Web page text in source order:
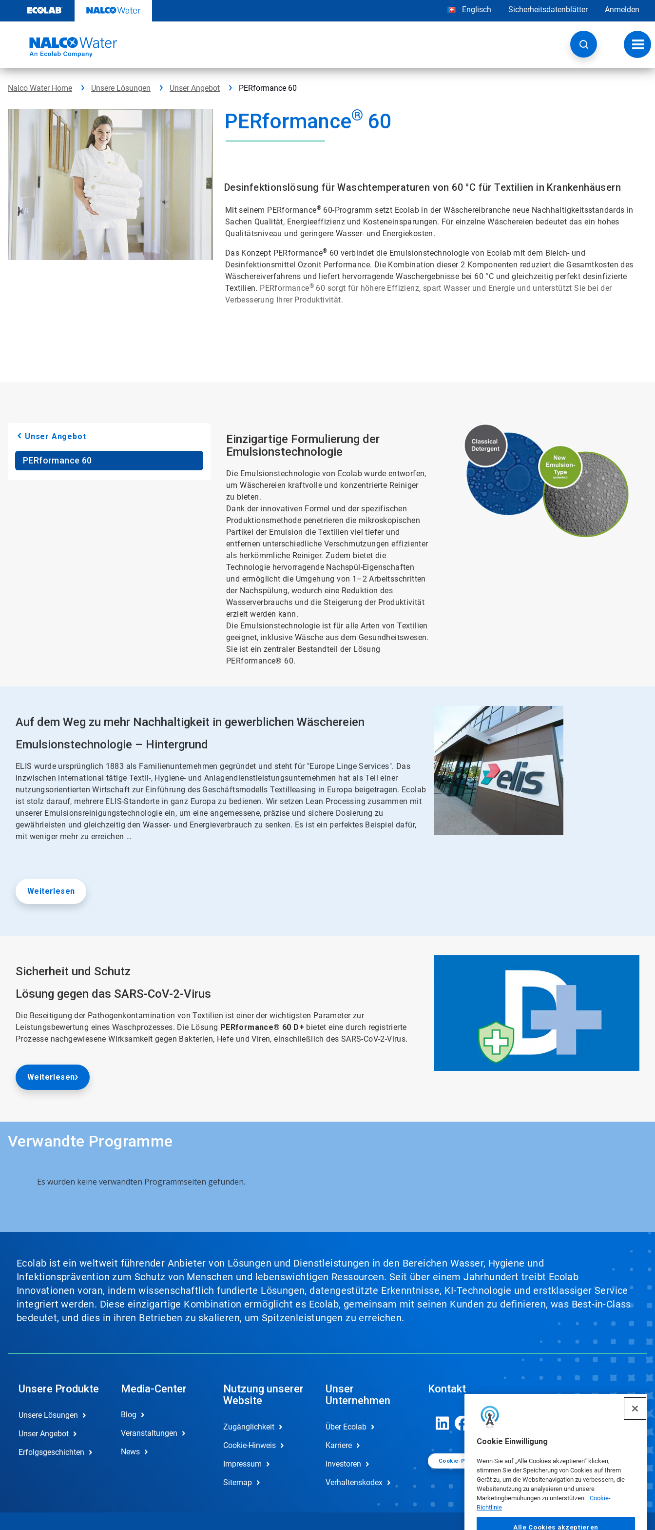
Inhalt
Cookie Einwilligung
Wenn Sie auf „Alle Cookies akzeptieren“ klicken,
stimmen Sie der Speicherung von Cookies auf Ihrem
Gerät zu, um die Websitenavigation zu verbessern, die
Websitenutzung zu analysieren und unsere
Marketingbemühungen zu unterstützen. Cookie-
Richtlinie
Alle Cookies akzeptieren
Englisch Sicherheitsdatenblätter Anmelden
Nalco Water Home Unsere Lösungen Unser Angebot PERformance 60
PERformance® 60
Desinfektionslösung für Waschtemperaturen von 60 °C für Textilien in Krankenhäusern
Mit seinem PERformance® 60-Programm setzt Ecolab in der Wäschereibranche neue Nachhaltigkeitsstandards in
Sachen Qualität, Energieeffizienz und Kosteneinsparungen. Für einzelne Wäschereien bedeutet das ein hohes
Qualitätsniveau und geringere Wasser- und Energiekosten.
Das Konzept PERformance® 60 verbindet die Emulsionstechnologie von Ecolab mit dem Bleich- und
Desinfektionsmittel Ozonit Performance. Die Kombination dieser 2 Komponenten reduziert die Gesamtkosten des
Wäschereiverfahrens und liefert hervorragende Waschergebnisse bei 60 °C und gleichzeitig perfekt desinfizierte
Textilien. PERformance® 60 sorgt für höhere Effizienz, spart Wasser und Energie und unterstützt Sie bei der
Verbesserung Ihrer Produktivität.
Unser Angebot
PERformance 60
Einzigartige Formulierung der
Emulsionstechnologie​​​​​​​
Die Emulsionstechnologie von Ecolab wurde entworfen,
um Wäschereien kraftvolle und konzentrierte Reiniger
zu bieten.
Dank der innovativen Formel und der spezifischen
Produktionsmethode penetrieren die mikroskopischen
Partikel der Emulsion die Textilien viel tiefer und
entfernen unterschiedliche Verschmutzungen effizienter
als herkömmliche Reiniger. Zudem bietet die
Technologie hervorragende Nachspül-Eigenschaften
und ermöglicht die Umgehung von 1–2 Arbeitsschritten
der Nachspülung, wodurch eine Reduktion des
Wasserverbrauchs und die Steigerung der Produktivität
erzielt werden kann.
Die Emulsionstechnologie ist für alle Arten von Textilien
geeignet, inklusive Wäsche aus dem Gesundheitswesen.
Sie ist ein zentraler Bestandteil der Lösung
PERformance® 60.
Auf dem Weg zu mehr Nachhaltigkeit in gewerblichen Wäschereien
Emulsionstechnologie – Hintergrund
ELIS wurde ursprünglich 1883 als Familienunternehmen gegründet und steht für "Europe Linge Services". Das
inzwischen international tätige Textil-, Hygiene- und Anlagendienstleistungsunternehmen hat als Teil einer
nutzungsorientierten Wirtschaft zur Einführung des Geschäftsmodells Textilleasing in Europa beigetragen. Ecolab
ist stolz darauf, mehrere ELIS-Standorte in ganz Europa zu bedienen. Wir setzen Lean Processing zusammen mit
unserer Emulsionsreinigungstechnologie ein, um eine angemessene, präzise und sichere Dosierung zu
gewährleisten und gleichzeitig den Wasser- und Energieverbrauch zu senken. Es ist ein perfektes Beispiel dafür,
mit weniger mehr zu erreichen …
Weiterlesen
Sicherheit und Schutz
Lösung gegen das SARS-CoV-2-Virus
Die Beseitigung der Pathogenkontamination von Textilien ist einer der wichtigsten Parameter zur
Leistungsbewertung eines Waschprozesses. Die Lösung PERformance® 60 D+ bietet eine durch registrierte
Prozesse nachgewiesene Wirksamkeit gegen Bakterien, Hefe und Viren, einschließlich des SARS-CoV-2-Virus.
Weiterlesen
Verwandte Programme
Es wurden keine verwandten Programmseiten gefunden.
Ecolab ist ein weltweit führender Anbieter von Lösungen und Dienstleistungen in den Bereichen Wasser, Hygiene und
Infektionsprävention zum Schutz von Menschen und lebenswichtigen Ressourcen. Seit über einem Jahrhundert treibt Ecolab
Innovationen voran, indem wissenschaftlich fundierte Lösungen, datengestützte Erkenntnisse, KI-Technologie und erstklassiger Service
integriert werden. Diese einzigartige Kombination ermöglicht es Ecolab, gemeinsam mit seinen Kunden zu definieren, was Best-in-Class
bedeutet, und dies in ihren Betrieben zu skalieren, um Spitzenleistungen zu erreichen.
Unsere Produkte
Unsere Lösungen
Unser Angebot
Erfolgsgeschichten
Media-Center
Blog
Veranstaltungen
News
Nutzung unserer
Website
Zugänglichkeit
Cookie-Hinweis
Impressum
Sitemap
Unser
Unternehmen
Über Ecolab
Karriere
Investoren
Verhaltenskodex
Kontakt
Cookie-Präferenzen